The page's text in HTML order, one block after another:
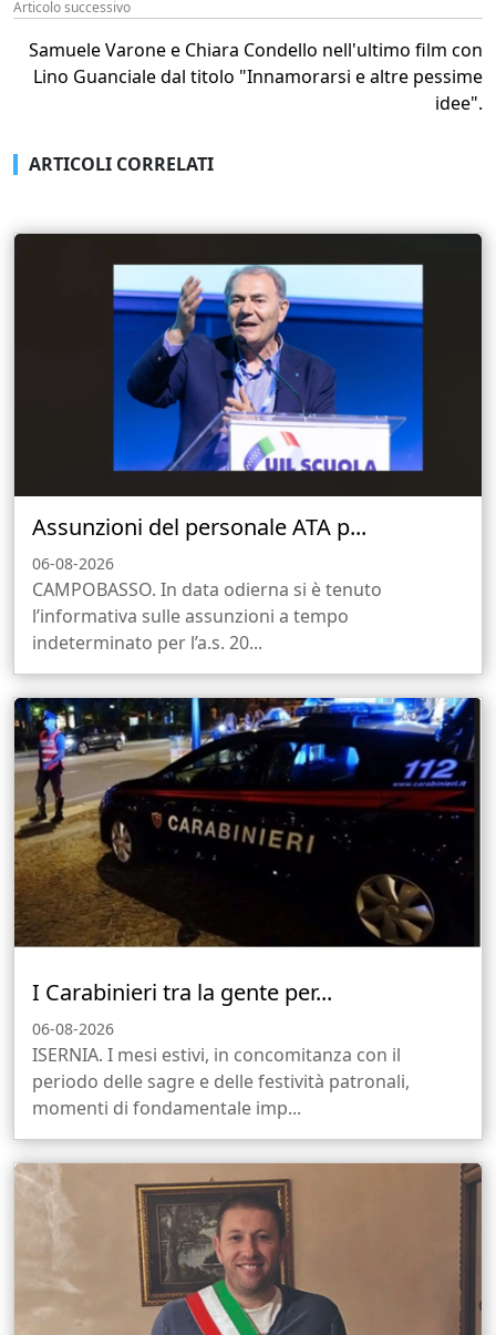
Articolo successivo
Samuele Varone e Chiara Condello nell'ultimo film con
Lino Guanciale dal titolo "Innamorarsi e altre pessime
idee".
ARTICOLI CORRELATI
Assunzioni del personale ATA p...
06-08-2026
CAMPOBASSO. In data odierna si è tenuto
l’informativa sulle assunzioni a tempo
indeterminato per l’a.s. 20...
I Carabinieri tra la gente per...
06-08-2026
ISERNIA. I mesi estivi, in concomitanza con il
periodo delle sagre e delle festività patronali,
momenti di fondamentale imp...